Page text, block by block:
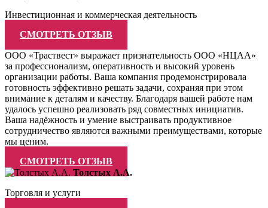
Инвестиционная и коммерческая деятельность
СМОТРЕТЬ ОТЗЫВ
ООО «Траствест» выражает признательность ООО «НЦАА»
за профессионализм, оперативность и высокий уровень
организации работы. Ваша компания продемонстрировала
готовность эффективно решать задачи, сохраняя при этом
внимание к деталям и качеству. Благодаря вашей работе нам
удалось успешно реализовать ряд совместных инициатив.
Ваша надёжность и умение выстраивать продуктивное
сотрудничество являются важными преимуществами, которые
мы ценим.
СМОТРЕТЬ ОТЗЫВ
Толстых А.А.
Торговля и услуги